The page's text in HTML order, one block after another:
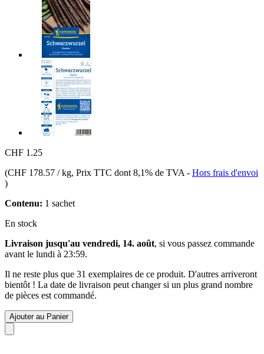
CHF 1.25
(CHF 178.57 / kg, Prix TTC dont 8,1% de TVA - Hors frais d'envoi
)
Contenu: 1 sachet
En stock
Livraison jusqu'au vendredi, 14. août, si vous passez commande
avant le lundi à 23:59.
Il ne reste plus que 31 exemplaires de ce produit. D'autres arriveront
bientôt ! La date de livraison peut changer si un plus grand nombre
de pièces est commandé.
Ajouter au Panier